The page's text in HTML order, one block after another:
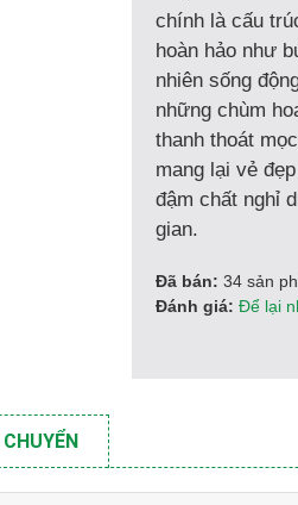
chính là cấu
hoàn hảo như
nhiên sống
những chùm
thanh thoát
mang lại vẻ
đậm chất nghỉ
gian.
Đã bán: 34 sản
Đánh giá: Để lại